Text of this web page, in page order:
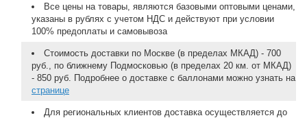
Все цены на товары, являются базовыми оптовыми ценами,
указаны в рублях с учетом НДС и действуют при условии
100% предоплаты и самовывоза
Стоимость доставки по Москве (в пределах МКАД) - 700
руб., по ближнему Подмосковью (в пределах 20 км. от МКАД)
- 850 руб. Подробнее о доставке с баллонами можно узнать на
странице
Для региональных клиентов доставка осуществляется до